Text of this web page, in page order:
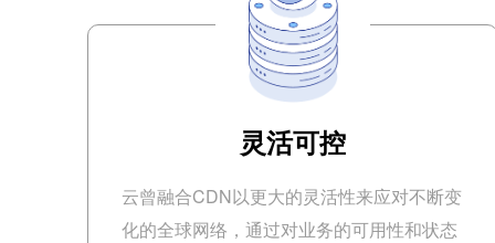
灵活可控
云曾融合CDN以更大的灵活性来应对不断变
化的全球网络，通过对业务的可用性和状态